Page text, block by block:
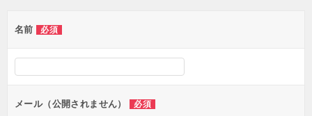
ー
シ
ン
名前 必須
メール（公開されません） 必須